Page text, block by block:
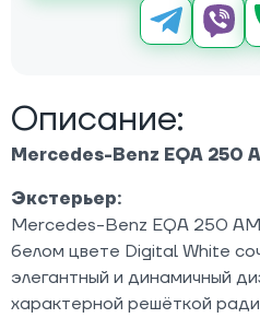
Описание:
Mercedes-Benz EQA 250
Экстерьер:
Mercedes-Benz EQA 250
белом цвете Digital White
элегантный и динамичный
характерной решёткой